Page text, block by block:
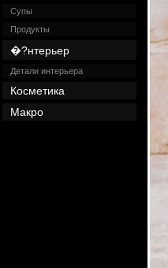
Супы
Продукты
�?нтерьер
Детали интерьера
Косметика
Макро